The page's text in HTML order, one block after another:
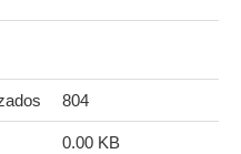
804
0.00 KB